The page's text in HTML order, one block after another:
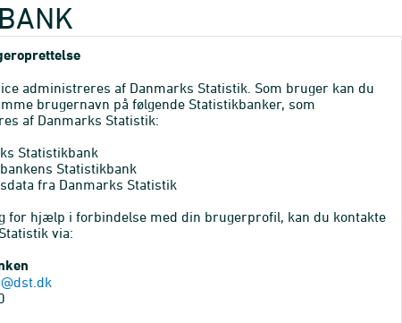
administreres af Danmarks Statistik. Som bruger kan du
brugernavn på følgende Statistikbanker, som
af Danmarks Statistik:
Statistikbank
Statistikbank
fra Danmarks Statistik
for hjælp i forbindelse med din brugerprofil, kan du kontakte
via: